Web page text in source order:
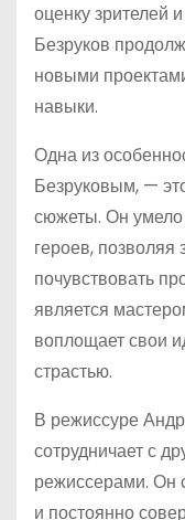
оценку зрителей
Безруков
новыми
навыки.
Одна из
Безруковым, —
сюжеты. Он умело
героев,
почувствовать
является
воплощает свои
страстью.
В режиссуре
сотрудничает с
режиссерами. Он
и постоянно